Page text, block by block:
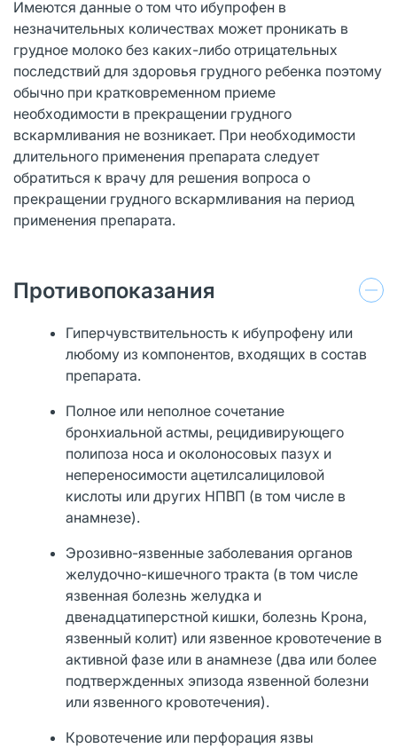
Имеются данные о том что ибупрофен в
незначительных количествах может проникать в
грудное молоко без каких-либо отрицательных
последствий для здоровья грудного ребенка поэтому
обычно при кратковременном приеме
необходимости в прекращении грудного
вскармливания не возникает. При необходимости
длительного применения препарата следует
обратиться к врачу для решения вопроса о
прекращении грудного вскармливания на период
применения препарата.
Противопоказания
Гиперчувствительность к ибупрофену или
любому из компонентов, входящих в состав
препарата.
Полное или неполное сочетание
бронхиальной астмы, рецидивирующего
полипоза носа и околоносовых пазух и
непереносимости ацетилсалициловой
кислоты или других НПВП (в том числе в
анамнезе).
Эрозивно-язвенные заболевания органов
желудочно-кишечного тракта (в том числе
язвенная болезнь желудка и
двенадцатиперстной кишки, болезнь Крона,
язвенный колит) или язвенное кровотечение в
активной фазе или в анамнезе (два или более
подтвержденных эпизода язвенной болезни
или язвенного кровотечения).
Кровотечение или перфорация язвы